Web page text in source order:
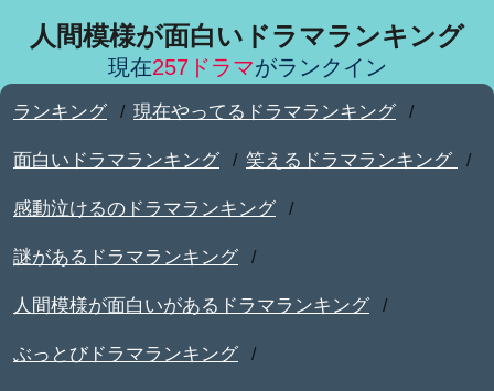
人間模様が面白いドラマランキング
現在257ドラマがランクイン
ランキング / 現在やってるドラマランキング /
面白いドラマランキング / 笑えるドラマランキング /
感動泣けるのドラマランキング /
謎があるドラマランキング /
人間模様が面白いがあるドラマランキング /
ぶっとびドラマランキング /